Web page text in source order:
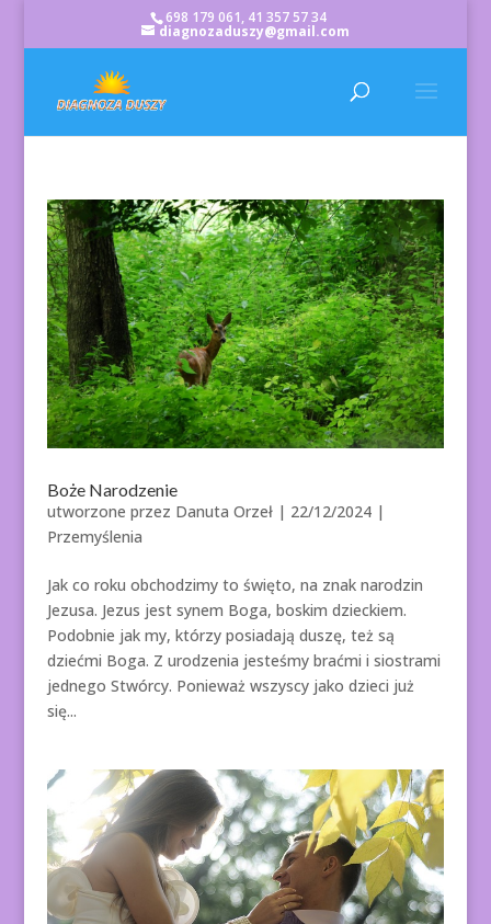
698 179 061, 41 357 57 34
diagnozaduszy@gmail.com
Boże Narodzenie
utworzone przez Danuta Orzeł| 22/12/2024|
Przemyślenia
Jak co roku obchodzimy to święto, na znak narodzin
Jezusa. Jezus jest synem Boga, boskim dzieckiem.
Podobnie jak my, którzy posiadają duszę, też są
dziećmi Boga. Z urodzenia jesteśmy braćmi i siostrami
jednego Stwórcy. Ponieważ wszyscy jako dzieci już
się...